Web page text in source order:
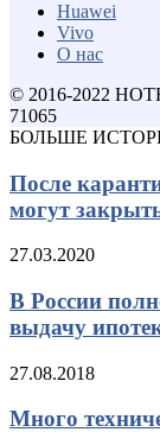
Huawei
Vivo
О нас
© 2016-2022
71065
БОЛЬШЕ
После
могут
27.03.2020
В России
выдачу
27.08.2018
Много